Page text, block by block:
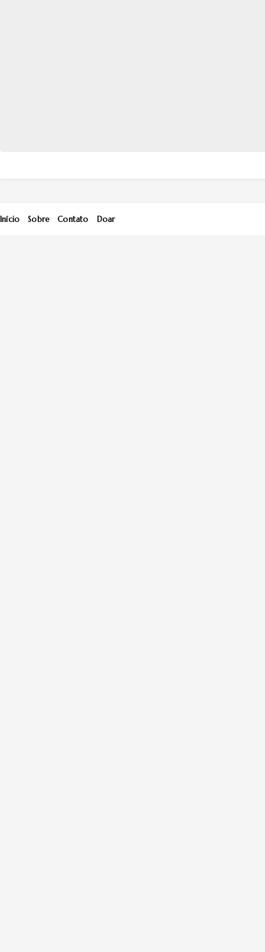
Início Sobre Contato Doar